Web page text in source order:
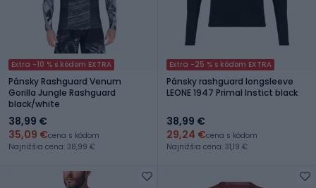
Extra -10 % s kódom EXTRA
Pánsky Rashguard Venum
Gorilla Jungle Rashguard
black/white
38,99 €
35,09 €cena s kódom
Najnižšia cena: 38,99 €
Extra -25 % s kódom EXTRA
Pánsky rashguard longsleeve
LEONE 1947 Primal Instict black
38,99 €
29,24 €cena s kódom
Najnižšia cena: 31,19 €